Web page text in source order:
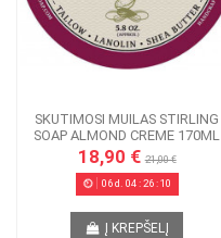
SKUTIMOSI MUILAS STIRLING
SOAP ALMOND CREME 170ML
18,90 €21,00 €
06d. 04:26:09
Į KREPŠELĮ